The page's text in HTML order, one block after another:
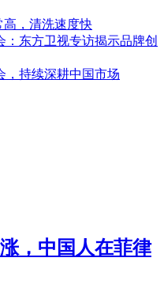
高，清洗速度快
东方卫视专访揭示品牌创
持续深耕中国市场
，中国人在菲律